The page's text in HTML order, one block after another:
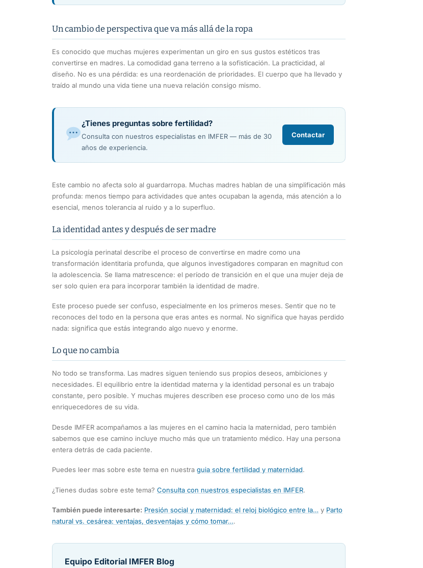
Un cambio de perspectiva que va más allá de la ropa
Es conocido que muchas mujeres experimentan un giro en sus gustos estéticos tras
convertirse en madres. La comodidad gana terreno a la sofisticación. La practicidad, al
diseño. No es una pérdida: es una reordenación de prioridades. El cuerpo que ha llevado y
traído al mundo una vida tiene una nueva relación consigo mismo.
¿Tienes preguntas sobre fertilidad?
Consulta con nuestros especialistas en IMFER — más de 30
años de experiencia.
Contactar
Este cambio no afecta solo al guardarropa. Muchas madres hablan de una simplificación más
profunda: menos tiempo para actividades que antes ocupaban la agenda, más atención a lo
esencial, menos tolerancia al ruido y a lo superfluo.
La identidad antes y después de ser madre
La psicología perinatal describe el proceso de convertirse en madre como una
transformación identitaria profunda, que algunos investigadores comparan en magnitud con
la adolescencia. Se llama matrescence: el período de transición en el que una mujer deja de
ser solo quien era para incorporar también la identidad de madre.
Este proceso puede ser confuso, especialmente en los primeros meses. Sentir que no te
reconoces del todo en la persona que eras antes es normal. No significa que hayas perdido
nada: significa que estás integrando algo nuevo y enorme.
Lo que no cambia
No todo se transforma. Las madres siguen teniendo sus propios deseos, ambiciones y
necesidades. El equilibrio entre la identidad materna y la identidad personal es un trabajo
constante, pero posible. Y muchas mujeres describen ese proceso como uno de los más
enriquecedores de su vida.
Desde IMFER acompañamos a las mujeres en el camino hacia la maternidad, pero también
sabemos que ese camino incluye mucho más que un tratamiento médico. Hay una persona
entera detrás de cada paciente.
Puedes leer mas sobre este tema en nuestra guia sobre fertilidad y maternidad.
¿Tienes dudas sobre este tema? Consulta con nuestros especialistas en IMFER.
También puede interesarte: Presión social y maternidad: el reloj biológico entre la… y Parto
natural vs. cesárea: ventajas, desventajas y cómo tomar….
Equipo Editorial IMFER Blog